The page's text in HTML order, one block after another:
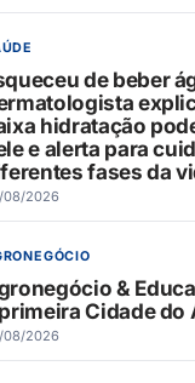
de beber
hidratação
e alerta para
fases da
08/2026
&
Cidade do
08/2026